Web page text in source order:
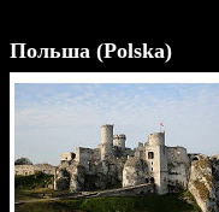
Польша (Polska)